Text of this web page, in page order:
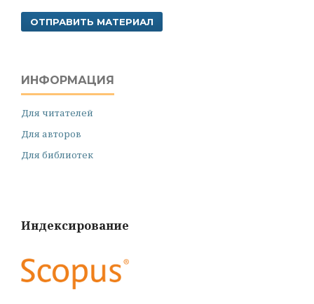
ОТПРАВИТЬ МАТЕРИАЛ
ИНФОРМАЦИЯ
Для читателей
Для авторов
Для библиотек
Индексирование